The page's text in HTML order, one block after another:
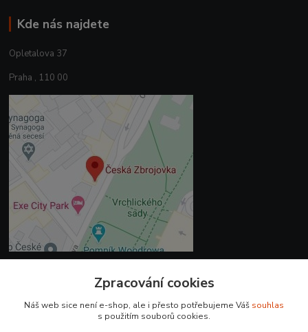
Kde nás najdete
Opletalova 37
Praha , 110 00
+420 225 375 800
Zpracování cookies
Náš web sice není e-shop, ale i přesto potřebujeme Váš souhlas
s použitím souborů cookies.